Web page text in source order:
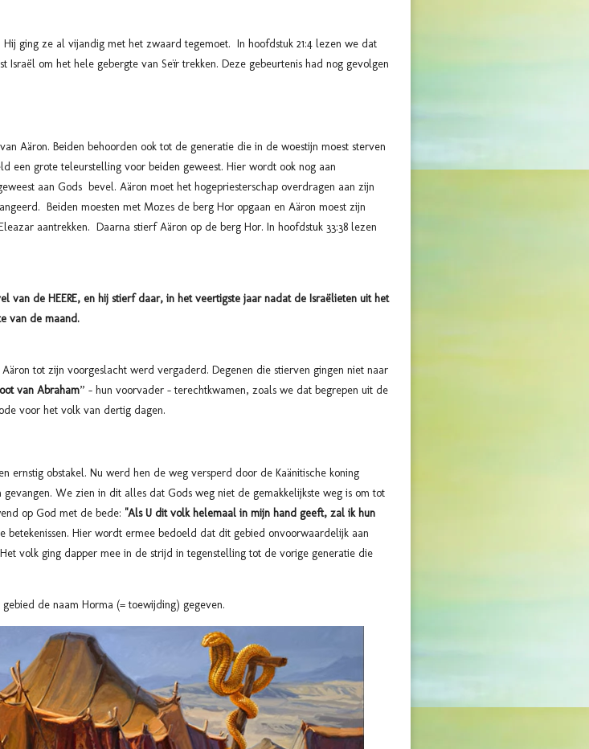
ging ze al vijandig met het zwaard tegemoet. In hoofdstuk 21:4 lezen we dat
om het hele gebergte van Seïr trekken. Deze gebeurtenis had nog gevolgen
Aäron. Beiden behoorden ook tot de generatie die in de woestijn moest sterven
een grote teleurstelling voor beiden geweest. Hier wordt ook nog aan
aan Gods bevel. Aäron moet het hogepriesterschap overdragen aan zijn
Beiden moesten met Mozes de berg Hor opgaan en Aäron moest zijn
aantrekken. Daarna stierf Aäron op de berg Hor. In hoofdstuk 33:38 lezen
van de HEERE, en hij stierf daar, in het veertigste jaar nadat de Israëlieten uit het
van de maand.
tot zijn voorgeslacht werd vergaderd. Degenen die stierven gingen niet naar
van Abraham” – hun voorvader – terechtkwamen, zoals we dat begrepen uit de
voor het volk van dertig dagen.
ernstig obstakel. Nu werd hen de weg versperd door de Kaänitische koning
We zien in dit alles dat Gods weg niet de gemakkelijkste weg is om tot
op God met de bede: "Als U dit volk helemaal in mijn hand geeft, zal ik hun
betekenissen. Hier wordt ermee bedoeld dat dit gebied onvoorwaardelijk aan
volk ging dapper mee in de strijd in tegenstelling tot de vorige generatie die
de naam Horma (= toewijding) gegeven.